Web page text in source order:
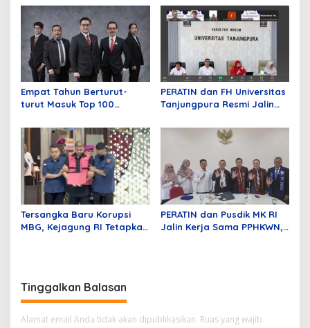
Kepastian Administrasi
Perkara Kasasi Nomor 431
K/TUN/2026
Nomor 431 Diterima MA
pada Mei Lalu
Empat Tahun Berturut-
turut Masuk Top 100
Mustika Raja Law Office
Perkuat Peran sebagai
Mitra Strategis Dunia
Usaha
PERATIN dan FH Universitas
Tanjungpura Resmi Jalin
Memperkuat Ekosistem
Hukum Digital dan
Advokat
Tersangka Baru Korupsi
MBG, Kejagung RI Tetapkan
PERATIN dan Pusdik MK RI
Jalin Kerja Sama PPHKWN,
Tinggalkan Balasan
Alamat email Anda tidak akan dipublikasikan. Ruas yang wajib